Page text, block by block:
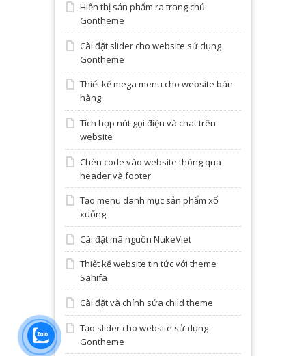
Hiển thị sản phẩm ra trang chủ
Gontheme
Cài đặt slider cho website sử dụng
Gontheme
Thiết kế mega menu cho website bán
hàng
Tích hợp nút gọi điện và chat trên
website
Chèn code vào website thông qua
header và footer
Tạo menu danh mục sản phẩm xổ
xuống
Cài đặt mã nguồn NukeViet
Thiết kế website tin tức với theme
Sahifa
Cài đặt và chỉnh sửa child theme
Tạo slider cho website sử dụng
Gontheme